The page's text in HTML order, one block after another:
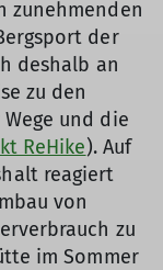
zunehmenden
der
deshalb an
zu den
und die
ReHike). Auf
reagiert
von
zu
im Sommer